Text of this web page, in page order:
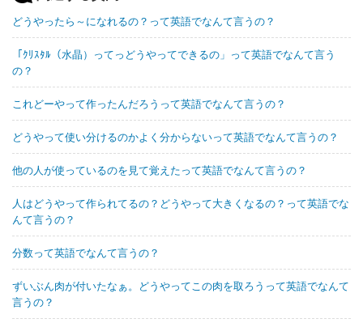
どうやったら～になれるの？って英語でなんて言うの？
「ｸﾘｽﾀﾙ（水晶）ってっどうやってできるの」って英語でなんて言う
の？
これどーやって作ったんだろうって英語でなんて言うの？
どうやって使い分けるのかよく分からないって英語でなんて言うの？
他の人が使っているのを見て覚えたって英語でなんて言うの？
人はどうやって作られてるの？どうやって大きくなるの？って英語でな
んて言うの？
分数って英語でなんて言うの？
ずいぶん肉が付いたなぁ。どうやってこの肉を取ろうって英語でなんて
言うの？